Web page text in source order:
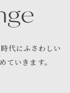
代にふさわしい
ていきます。